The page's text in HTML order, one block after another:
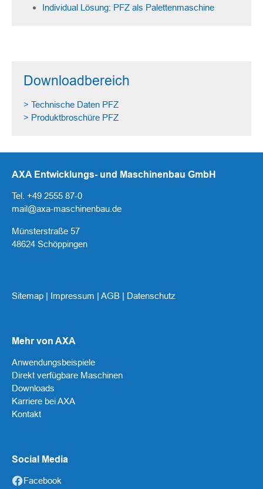
Individual Lösung: PFZ als Palettenmaschine
Downloadbereich
> Technische Daten PFZ
> Produktbroschüre PFZ
AXA Entwicklungs- und Maschinenbau GmbH
Tel. +49 2555 87-0
mail@axa-maschinenbau.de
Münsterstraße 57
48624 Schöppingen
Sitemap | Impressum | AGB | Datenschutz
Mehr von AXA
Anwendungsbeispiele
Direkt verfügbare Maschinen
Downloads
Karriere bei AXA
Kontakt
Social Media
Facebook